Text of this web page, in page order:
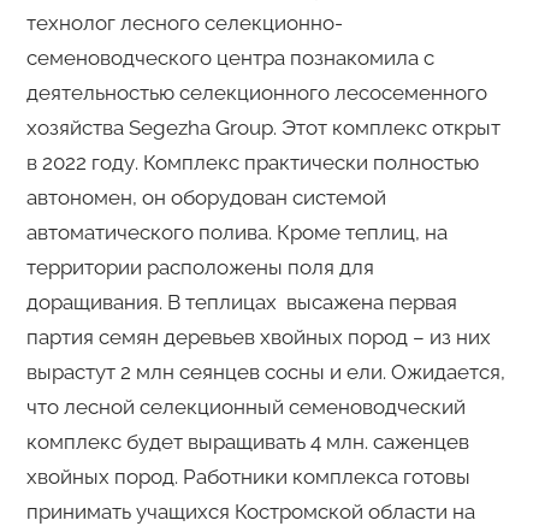
технолог лесного селекционно-
семеноводческого центра познакомила с
деятельностью селекционного лесосеменного
хозяйства Segezha Group. Этот комплекс открыт
в 2022 году. Комплекс практически полностью
автономен, он оборудован системой
автоматического полива. Кроме теплиц, на
территории расположены поля для
доращивания. В теплицах высажена первая
партия семян деревьев хвойных пород – из них
вырастут 2 млн сеянцев сосны и ели. Ожидается,
что лесной селекционный семеноводческий
комплекс будет выращивать 4 млн. саженцев
хвойных пород. Работники комплекса готовы
принимать учащихся Костромской области на